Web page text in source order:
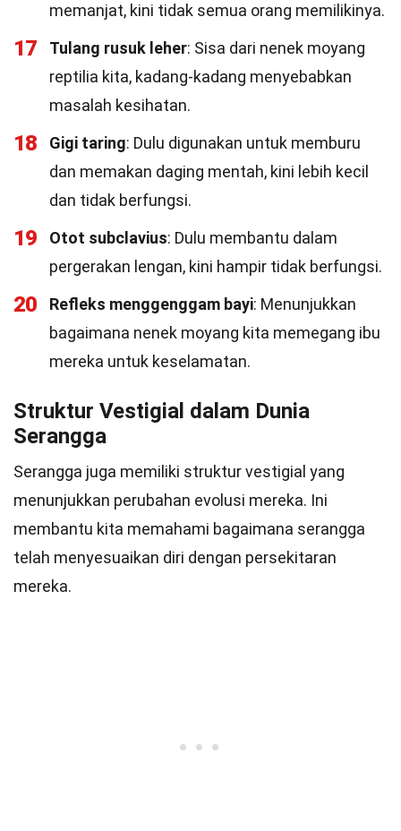
memanjat, kini tidak semua orang memilikinya.
17 Tulang rusuk leher: Sisa dari nenek moyang
reptilia kita, kadang-kadang menyebabkan
masalah kesihatan.
18 Gigi taring: Dulu digunakan untuk memburu
dan memakan daging mentah, kini lebih kecil
dan tidak berfungsi.
19 Otot subclavius: Dulu membantu dalam
pergerakan lengan, kini hampir tidak berfungsi.
20 Refleks menggenggam bayi: Menunjukkan
bagaimana nenek moyang kita memegang ibu
mereka untuk keselamatan.
Struktur Vestigial dalam Dunia
Serangga
Serangga juga memiliki struktur vestigial yang
menunjukkan perubahan evolusi mereka. Ini
membantu kita memahami bagaimana serangga
telah menyesuaikan diri dengan persekitaran
mereka.